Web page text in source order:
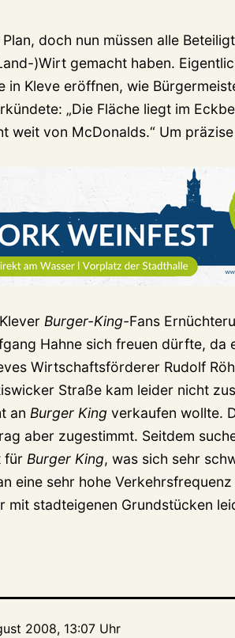
doch nun müssen alle
)Wirt gemacht haben.
in Kleve eröffnen, wie
„Die Fläche liegt im
weit von McDonalds.“ Um
Burger-King-Fans
Hahne sich freuen dürfte, da
Wirtschaftsförderer Rudolf
Straße kam leider nicht
an Burger King verkaufen wollte.
aber zugestimmt. Seitdem
für Burger King, was sich sehr
eine sehr hohe
mit stadteigenen Grundstücken
2008, 13:07 Uhr